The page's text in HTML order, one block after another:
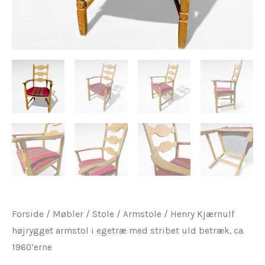
Forside / Møbler / Stole / Armstole / Henry Kjærnulf
højrygget armstol i egetræ med stribet uld betræk, ca.
1960’erne